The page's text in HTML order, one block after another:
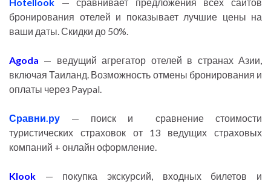
бронирования отелей и показывает лучшие цены на
ваши даты. Скидки до 50%.
Agoda — ведущий агрегатор отелей в странах Азии,
включая Таиланд. Возможность отмены бронирования и
оплаты через Paypal.
Сравни.ру
— поиск и сравнение стоимости
туристических страховок от 13 ведущих страховых
компаний + онлайн оформление.
Klook
— покупка экскурсий, входных билетов и